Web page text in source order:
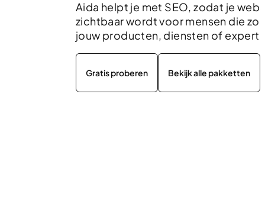
Aida helpt je met SEO, zodat je
zichtbaar wordt voor mensen die
jouw producten, diensten of
Gratis proberen Bekijk alle pakketten